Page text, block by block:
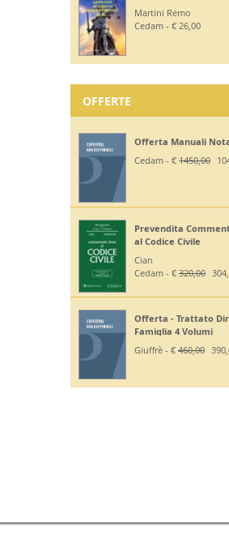
Martini Remo
Cedam - € 26,00
OFFERTE
Offerta Manuali
Cedam - € 1450,00
Prevendita
al Codice Civile
Cian
Cedam - € 320,00
Offerta - Trattato
Famiglia 4 Volumi
Giuffrè - € 460,00